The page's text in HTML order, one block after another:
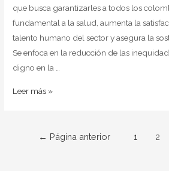
que busca garantizarles a todos los
fundamental a la salud, aumenta la
talento humano del sector y asegura la
Se enfoca en la reducción de las
digno en la …
Leer más »
← Página anterior 1 2